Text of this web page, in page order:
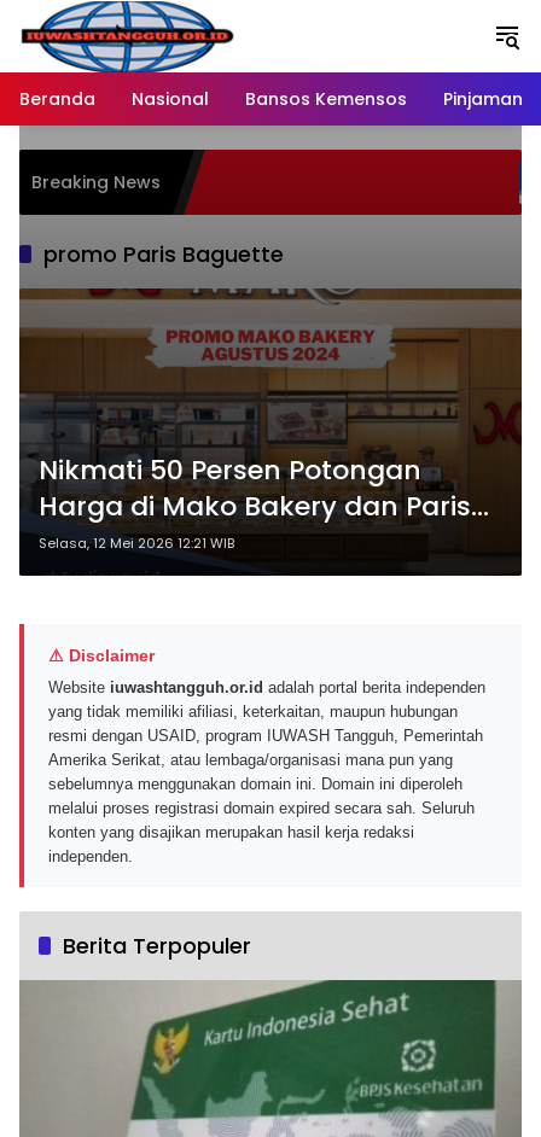
Langsung
konten
Beranda
Nasional Bansos Kemensos Pinjaman
Breaking News
promo Paris Baguette
Nikmati 50 Persen Potongan
Harga di Mako Bakery dan Paris
Baguette Edisi Awal 2026
Selasa, 12 Mei 2026 12:21 WIB
⚠ Disclaimer
Website iuwashtangguh.or.id adalah portal berita independen
yang tidak memiliki afiliasi, keterkaitan, maupun hubungan
resmi dengan USAID, program IUWASH Tangguh, Pemerintah
Amerika Serikat, atau lembaga/organisasi mana pun yang
sebelumnya menggunakan domain ini. Domain ini diperoleh
melalui proses registrasi domain expired secara sah. Seluruh
konten yang disajikan merupakan hasil kerja redaksi
independen.
Berita Terpopuler